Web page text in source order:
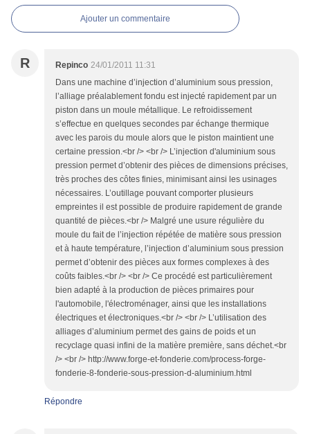
Ajouter un commentaire
R Repinco 24/01/2011 11:31
Dans une machine d’injection d’aluminium sous pression,
l’alliage préalablement fondu est injecté rapidement par un
piston dans un moule métallique. Le refroidissement
s’effectue en quelques secondes par échange thermique
avec les parois du moule alors que le piston maintient une
certaine pression.<br /> <br /> L’injection d'aluminium sous
pression permet d’obtenir des pièces de dimensions précises,
très proches des côtes finies, minimisant ainsi les usinages
nécessaires. L’outillage pouvant comporter plusieurs
empreintes il est possible de produire rapidement de grande
quantité de pièces.<br /> Malgré une usure régulière du
moule du fait de l’injection répétée de matière sous pression
et à haute température, l’injection d’aluminium sous pression
permet d’obtenir des pièces aux formes complexes à des
coûts faibles.<br /> <br /> Ce procédé est particulièrement
bien adapté à la production de pièces primaires pour
l'automobile, l'électroménager, ainsi que les installations
électriques et électroniques.<br /> <br /> L’utilisation des
alliages d’aluminium permet des gains de poids et un
recyclage quasi infini de la matière première, sans déchet.<br
/> <br /> http://www.forge-et-fonderie.com/process-forge-
fonderie-8-fonderie-sous-pression-d-aluminium.html
Répondre